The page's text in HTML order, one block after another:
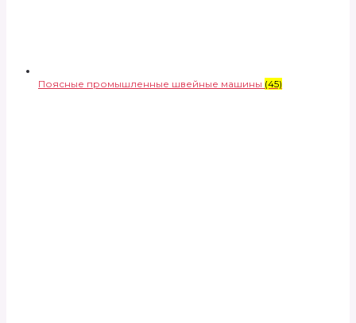
Поясные промышленные швейные машины (45)